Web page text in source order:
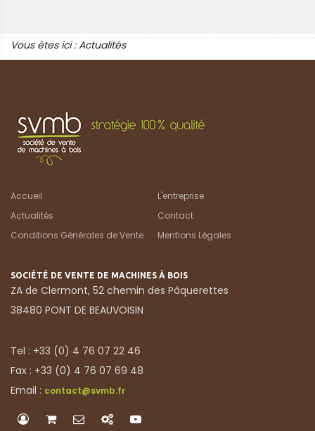
Vous êtes ici :Actualités
Accueil
L'entreprise
Actualités
Contact
Conditions Générales de Vente
Mentions Légales
SOCIÉTÉ DE VENTE DE MACHINES À BOIS
ZA de Clermont, 52 chemin des Pâquerettes
38480 PONT DE BEAUVOISIN
Tel : +33 (0) 4 76 07 22 46
Fax : +33 (0) 4 76 07 69 48
Email : contact@svmb.fr